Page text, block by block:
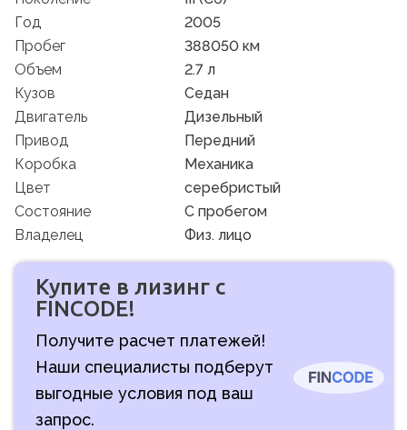
Год
2005
Пробег
388050 км
Объем
2.7 л
Кузов
Седан
Двигатель
Дизельный
Привод
Передний
Коробка
Механика
Цвет
серебристый
Состояние
C пробегом
Владелец
Физ. лицо
Купите в лизинг с
FINCODE!
Получите расчет платежей!
Наши специалисты подберут
выгодные условия под ваш
запрос.